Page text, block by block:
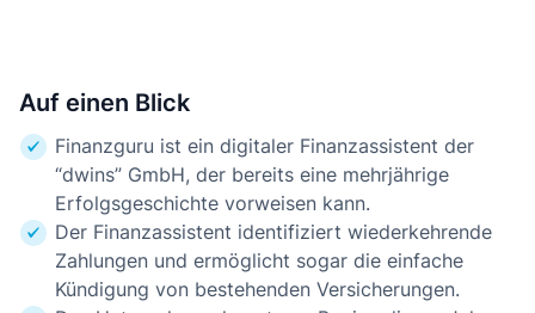
Auf einen Blick
Finanzguru ist ein digitaler Finanzassistent der
“dwins” GmbH, der bereits eine mehrjährige
Erfolgsgeschichte vorweisen kann.
Der Finanzassistent identifiziert wiederkehrende
Zahlungen und ermöglicht sogar die einfache
Kündigung von bestehenden Versicherungen.